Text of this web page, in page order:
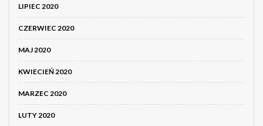
LIPIEC 2020
CZERWIEC 2020
MAJ 2020
KWIECIEŃ 2020
MARZEC 2020
LUTY 2020